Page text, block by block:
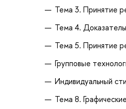
Тема 3. Принятие
Тема 4.
Тема 5. Принятие
Групповые
Индивидуальный
Тема 8.